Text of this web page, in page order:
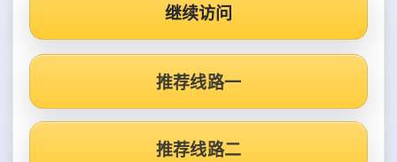
继续访问
推荐线路一
推荐线路二